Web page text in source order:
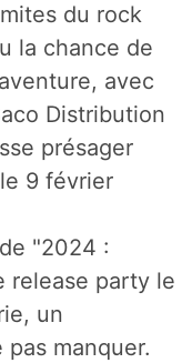
du rock
la chance de
avec
Distribution
présager
9 février
"2024 :
release party le
un
manquer.